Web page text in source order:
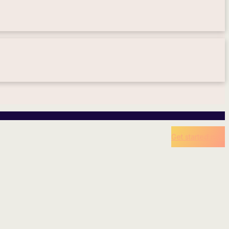
Get started now